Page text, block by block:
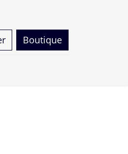
Boutique